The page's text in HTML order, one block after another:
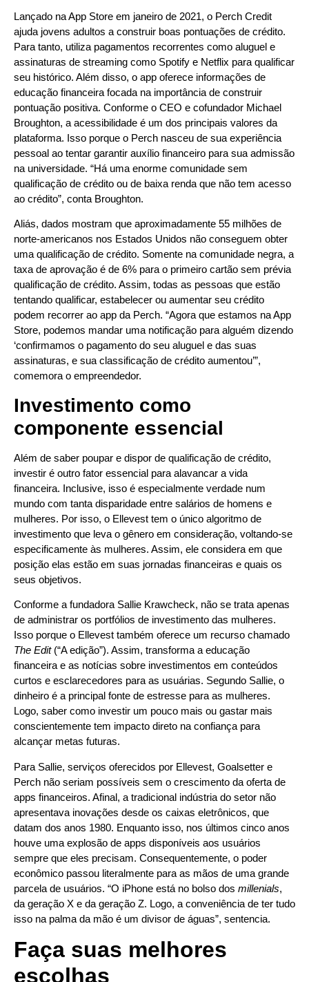
Lançado na App Store em janeiro de 2021, o Perch Credit
ajuda jovens adultos a construir boas pontuações de crédito.
Para tanto, utiliza pagamentos recorrentes como aluguel e
assinaturas de streaming como Spotify e Netflix para qualificar
seu histórico. Além disso, o app oferece informações de
educação financeira focada na importância de construir
pontuação positiva. Conforme o CEO e cofundador Michael
Broughton, a acessibilidade é um dos principais valores da
plataforma. Isso porque o Perch nasceu de sua experiência
pessoal ao tentar garantir auxílio financeiro para sua admissão
na universidade. “Há uma enorme comunidade sem
qualificação de crédito ou de baixa renda que não tem acesso
ao crédito”, conta Broughton.
Aliás, dados mostram que aproximadamente 55 milhões de
norte-americanos nos Estados Unidos não conseguem obter
uma qualificação de crédito. Somente na comunidade negra, a
taxa de aprovação é de 6% para o primeiro cartão sem prévia
qualificação de crédito. Assim, todas as pessoas que estão
tentando qualificar, estabelecer ou aumentar seu crédito
podem recorrer ao app da Perch. “Agora que estamos na App
Store, podemos mandar uma notificação para alguém dizendo
‘confirmamos o pagamento do seu aluguel e das suas
assinaturas, e sua classificação de crédito aumentou’”,
comemora o empreendedor.
Investimento como
componente essencial
Além de saber poupar e dispor de qualificação de crédito,
investir é outro fator essencial para alavancar a vida
financeira. Inclusive, isso é especialmente verdade num
mundo com tanta disparidade entre salários de homens e
mulheres. Por isso, o Ellevest tem o único algoritmo de
investimento que leva o gênero em consideração, voltando-se
especificamente às mulheres. Assim, ele considera em que
posição elas estão em suas jornadas financeiras e quais os
seus objetivos.
Conforme a fundadora Sallie Krawcheck, não se trata apenas
de administrar os portfólios de investimento das mulheres.
Isso porque o Ellevest também oferece um recurso chamado
The Edit(“A edição”). Assim, transforma a educação
financeira e as notícias sobre investimentos em conteúdos
curtos e esclarecedores para as usuárias. Segundo Sallie, o
dinheiro é a principal fonte de estresse para as mulheres.
Logo, saber como investir um pouco mais ou gastar mais
conscientemente tem impacto direto na confiança para
alcançar metas futuras.
Para Sallie, serviços oferecidos por Ellevest, Goalsetter e
Perch não seriam possíveis sem o crescimento da oferta de
apps financeiros. Afinal, a tradicional indústria do setor não
apresentava inovações desde os caixas eletrônicos, que
datam dos anos 1980. Enquanto isso, nos últimos cinco anos
houve uma explosão de apps disponíveis aos usuários
sempre que eles precisam. Consequentemente, o poder
econômico passou literalmente para as mãos de uma grande
parcela de usuários. “O iPhone está no bolso dos millenials,
da geração X e da geração Z. Logo, a conveniência de ter tudo
isso na palma da mão é um divisor de águas”, sentencia.
Faça suas melhores
escolhas